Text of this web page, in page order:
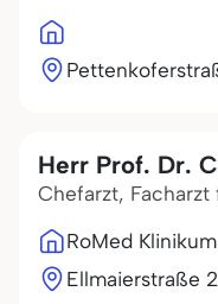
Herr Prof. Dr.
Chefarzt,
RoMed
Ellmaierstraße